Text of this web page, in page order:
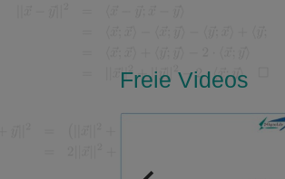
Freie Videos